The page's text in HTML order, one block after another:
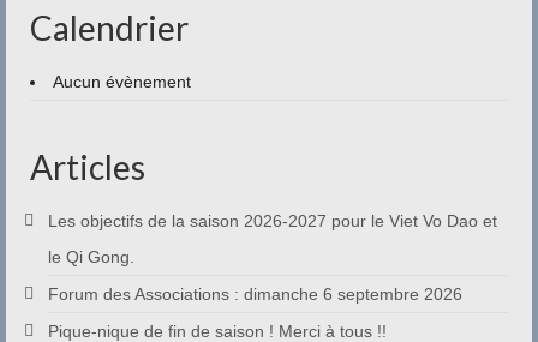
Calendrier
Aucun évènement
Articles
Les objectifs de la saison 2026-2027 pour le Viet Vo Dao et
le Qi Gong.
Forum des Associations : dimanche 6 septembre 2026
Pique-nique de fin de saison ! Merci à tous !!